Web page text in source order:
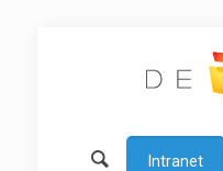
Intranet